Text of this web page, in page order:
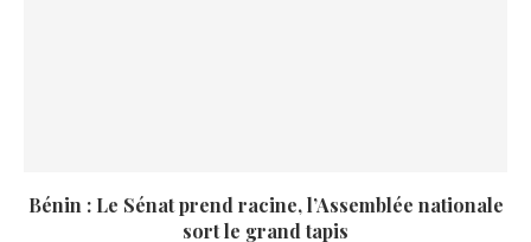
Bénin : Le Sénat prend racine, l’Assemblée nationale
sort le grand tapis